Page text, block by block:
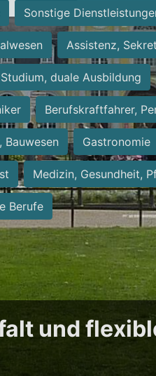
Sonstige
Assistenz,
duale Ausbildung
Berufskraftfahrer,
Bauwesen Gastronomie
Medizin, Gesundheit,
Berufe
und